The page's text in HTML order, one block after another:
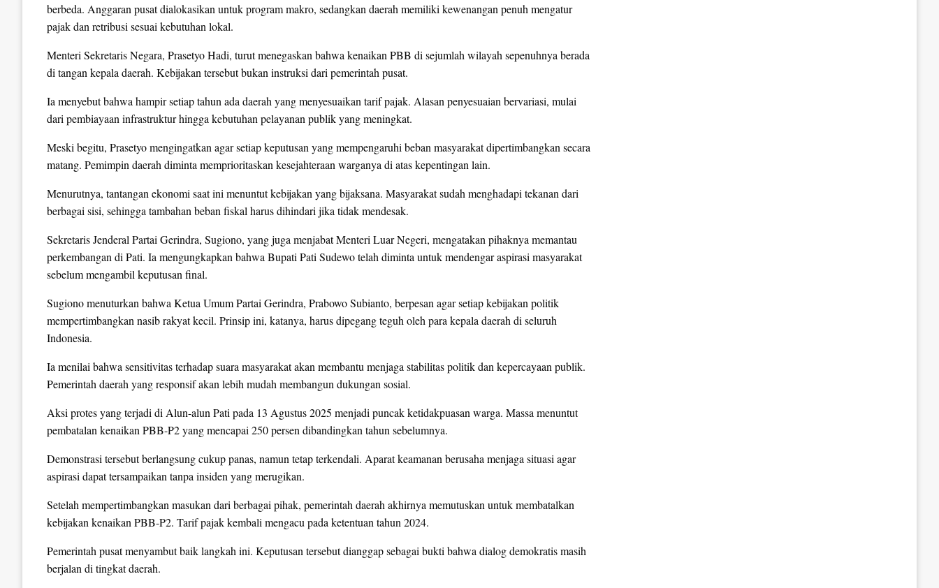
berbeda. Anggaran pusat dialokasikan untuk program makro, sedangkan daerah memiliki kewenangan penuh mengatur
pajak dan retribusi sesuai kebutuhan lokal.
Menteri Sekretaris Negara, Prasetyo Hadi, turut menegaskan bahwa kenaikan PBB di sejumlah wilayah sepenuhnya berada
di tangan kepala daerah. Kebijakan tersebut bukan instruksi dari pemerintah pusat.
Ia menyebut bahwa hampir setiap tahun ada daerah yang menyesuaikan tarif pajak. Alasan penyesuaian bervariasi, mulai
dari pembiayaan infrastruktur hingga kebutuhan pelayanan publik yang meningkat.
Meski begitu, Prasetyo mengingatkan agar setiap keputusan yang mempengaruhi beban masyarakat dipertimbangkan secara
matang. Pemimpin daerah diminta memprioritaskan kesejahteraan warganya di atas kepentingan lain.
Menurutnya, tantangan ekonomi saat ini menuntut kebijakan yang bijaksana. Masyarakat sudah menghadapi tekanan dari
berbagai sisi, sehingga tambahan beban fiskal harus dihindari jika tidak mendesak.
Sekretaris Jenderal Partai Gerindra, Sugiono, yang juga menjabat Menteri Luar Negeri, mengatakan pihaknya memantau
perkembangan di Pati. Ia mengungkapkan bahwa Bupati Pati Sudewo telah diminta untuk mendengar aspirasi masyarakat
sebelum mengambil keputusan final.
Sugiono menuturkan bahwa Ketua Umum Partai Gerindra, Prabowo Subianto, berpesan agar setiap kebijakan politik
mempertimbangkan nasib rakyat kecil. Prinsip ini, katanya, harus dipegang teguh oleh para kepala daerah di seluruh
Indonesia.
Ia menilai bahwa sensitivitas terhadap suara masyarakat akan membantu menjaga stabilitas politik dan kepercayaan publik.
Pemerintah daerah yang responsif akan lebih mudah membangun dukungan sosial.
Aksi protes yang terjadi di Alun-alun Pati pada 13 Agustus 2025 menjadi puncak ketidakpuasan warga. Massa menuntut
pembatalan kenaikan PBB-P2 yang mencapai 250 persen dibandingkan tahun sebelumnya.
Demonstrasi tersebut berlangsung cukup panas, namun tetap terkendali. Aparat keamanan berusaha menjaga situasi agar
aspirasi dapat tersampaikan tanpa insiden yang merugikan.
Setelah mempertimbangkan masukan dari berbagai pihak, pemerintah daerah akhirnya memutuskan untuk membatalkan
kebijakan kenaikan PBB-P2. Tarif pajak kembali mengacu pada ketentuan tahun 2024.
Pemerintah pusat menyambut baik langkah ini. Keputusan tersebut dianggap sebagai bukti bahwa dialog demokratis masih
berjalan di tingkat daerah.